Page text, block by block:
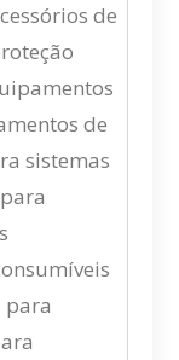
de
de
sistemas
para